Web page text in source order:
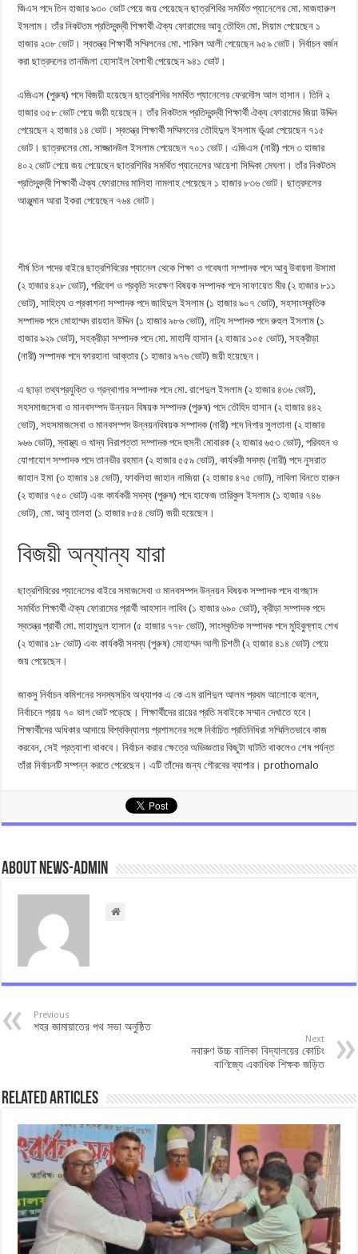
জিএস পদে তিন হাজার ৯৩০ ভোট পেয়ে জয় পেয়েছেন ছাত্রশিবির সমর্থিত প্যানেলের মো. মাজহারুল
ইসলাম। তাঁর নিকটতম প্রতিদ্বন্দ্বী শিক্ষার্থী ঐক্য ফোরামের আবু তৌহিদ মো. সিয়াম পেয়েছেন ১
হাজার ২৩৮ ভোট। স্বতন্ত্র শিক্ষার্থী সম্মিলনের মো. শাকিল আলী পেয়েছেন ৯৫৯ ভোট। নির্বাচন বর্জন
করা ছাত্রদলের তানজিলা হোসাইল বৈশাখী পেয়েছেন ৯৪১ ভোট।
এজিএস (পুরুষ) পদে বিজয়ী হয়েছেন ছাত্রশিবির সমর্থিত প্যানেলের ফেরদৌস আল হাসান। তিনি ২
হাজার ৩৫৮ ভোট পেয়ে জয়ী হয়েছেন। তাঁর নিকটতম প্রতিদ্বন্দ্বী শিক্ষার্থী ঐক্য ফোরামের জিয়া উদ্দিন
পেয়েছেন ২ হাজার ১৪ ভোট। স্বতন্ত্র শিক্ষার্থী সম্মিলনের তৌহিদুল ইসলাম ভূঁঞা পেয়েছেন ৭১৫
ভোট। ছাত্রদলের মো. সাজ্জাদউল ইসলাম পেয়েছেন ৭০১ ভোট। এজিএস (নারী) পদে ৩ হাজার
৪০২ ভোট পেয়ে জয় পেয়েছেন ছাত্রশিবির সমর্থিত প্যানেলের আয়েশা সিদ্দিকা মেঘলা। তাঁর নিকটতম
প্রতিদ্বন্দ্বী শিক্ষার্থী ঐক্য ফোরামের মালিহা নামলাহ পেয়েছেন ১ হাজার ৮৩৬ ভোট। ছাত্রদলের
আঞ্জুমান আরা ইকরা পেয়েছেন ৭৬৪ ভোট।
শীর্ষ তিন পদের বাইরে ছাত্রশিবিরের প্যানেল থেকে শিক্ষা ও গবেষণা সম্পাদক পদে আবু উবায়দা উসামা
(২ হাজার ৪২৮ ভোট), পরিবেশ ও প্রকৃতি সংরক্ষণ বিষয়ক সম্পাদক পদে সাফায়েত মীর (২ হাজার ৮১১
ভোট), সাহিত্য ও প্রকাশনা সম্পাদক পদে জাহিদুল ইসলাম (১ হাজার ৯০৭ ভোট), সহসাংস্কৃতিক
সম্পাদক পদে মোহাম্মদ রায়হান উদ্দিন (১ হাজার ৯৮৬ ভোট), নাট্য সম্পাদক পদে রুহুল ইসলাম (১
হাজার ৯২৯ ভোট), সহক্রীড়া সম্পাদক পদে মো. মাহাদী হাসান (২ হাজার ১০৫ ভোট), সহক্রীড়া
(নারী) সম্পাদক পদে ফারহানা আক্তার (১ হাজার ৯৭৬ ভোট) জয়ী হয়েছেন।
এ ছাড়া তথ্যপ্রযুক্তি ও গ্রন্থাগার সম্পাদক পদে মো. রাশেদুল ইসলাম (২ হাজার ৪৩৬ ভোট),
সহসমাজসেবা ও মানবসম্পদ উন্নয়ন বিষয়ক সম্পাদক (পুরুষ) পদে তৌহিদ হাসান (২ হাজার ৪৪২
ভোট), সহসমাজসেবা ও মানবসম্পদ উন্নয়নবিষয়ক সম্পাদক (নারী) পদে নিগার সুলতানা (২ হাজার
৯৬৬ ভোট), স্বাস্থ্য ও খাদ্য নিরাপত্তা সম্পাদক পদে হুসনী মোবারক (২ হাজার ৬৫৩ ভোট), পরিবহন ও
যোগাযোগ সম্পাদক পদে তানভীর রহমান (২ হাজার ৫৫৯ ভোট), কার্যকরী সদস্য (নারী) পদে নুসরাত
জাহান ইমা (৩ হাজার ১৪ ভোট), ফাবলিহা জাহান নাজিয়া (২ হাজার ৪৭৫ ভোট), নাবিলা বিনতে হারুন
(২ হাজার ৭৫০ ভোট) এবং কার্যকরী সদস্য (পুরুষ) পদে হাফেজ তারিকুল ইসলাম (১ হাজার ৭৪৬
ভোট), মো. আবু তালহা (১ হাজার ৮৫৪ ভোট) জয়ী হয়েছেন।
বিজয়ী অন্যান্য যারা
ছাত্রশিবিরের প্যানেলের বাইরে সমাজসেবা ও মানবসম্পদ উন্নয়ন বিষয়ক সম্পাদক পদে বাগছাস
সমর্থিত শিক্ষার্থী ঐক্য ফোরামের প্রার্থী আহসান লাবিব (১ হাজার ৬৯০ ভোট), ক্রীড়া সম্পাদক পদে
স্বতন্ত্র প্রার্থী মো. মাহামুদুল হাসান (৫ হাজার ৭৭৮ ভোট), সাংস্কৃতিক সম্পাদক পদে মুহিবুল্লাহ শেখ
(২ হাজার ১৮ ভোট) এবং কার্যকরী সদস্য (পুরুষ) মোহাম্মদ আলী চিশতী (২ হাজার ৪১৪ ভোট) পেয়ে
জয় পেয়েছেন।
জাকসু নির্বাচন কমিশনের সদস্যসচিব অধ্যাপক এ কে এম রাশিদুল আলম প্রথম আলোকে বলেন,
নির্বাচনে প্রায় ৭০ ভাগ ভোট পড়েছে। শিক্ষার্থীদের রায়ের প্রতি সবাইকে সম্মান দেখাতে হবে।
শিক্ষার্থীদের অধিকার আদায়ে বিশ্ববিদ্যালয় প্রশাসনের সঙ্গে নির্বাচিত প্রতিনিধিরা সম্মিলিতভাবে কাজ
করবেন, সেই প্রত্যাশা থাকবে। নির্বাচন করার ক্ষেত্রে অভিজ্ঞতার কিছুটা ঘাটতি থাকলেও শেষ পর্যন্ত
তাঁরা নির্বাচনটি সম্পন্ন করতে পেরেছেন। এটি তাঁদের জন্য গৌরবের ব্যাপার। prothomalo
About news-admin
Previous
শহর জামায়াতের পথ সভা অনুষ্ঠিত
Next
নবারুণ উচ্চ বালিকা বিদ্যালয়ের কোচিং
বাণিজ্যে একাধিক শিক্ষক জড়িত
Related Articles